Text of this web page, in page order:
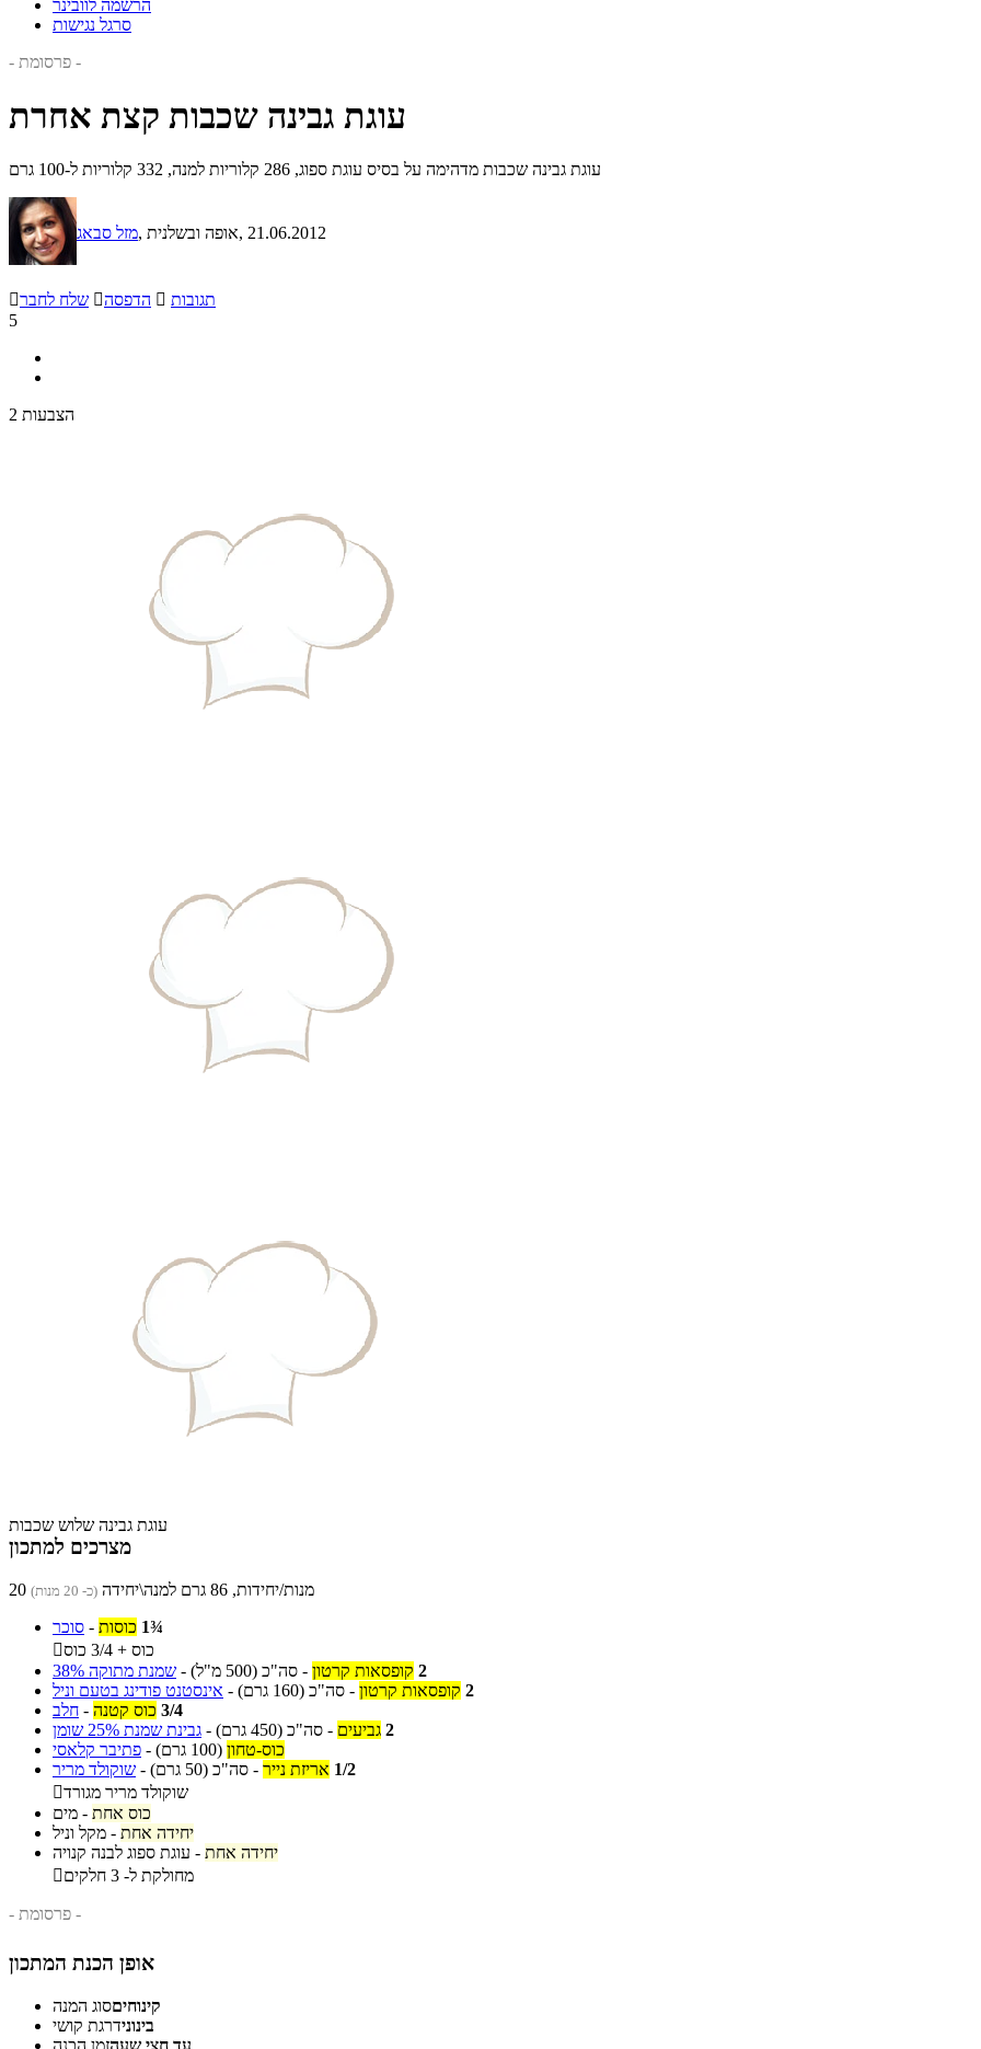
הרשמה לוובינר
סרגל נגישות
- פרסומת -
עוגת גבינה שכבות קצת אחרת
עוגת גבינה שכבות מדהימה על בסיס עוגת ספוג, 286 קלוריות למנה, 332 קלוריות ל-100 גרם
מזל סבאג , אופה ובשלנית, 21.06.2012
שלח לחבר הדפסה  תגובות
5
2 הצבעות
עוגת גבינה שלוש שכבות
מצרכים למתכון
20 מנות/יחידות, 86 גרם למנה\יחידה (כ- 20 מנות)
סוכר - 1¾ כוסות

כוס + 3/4 כוס
שמנת מתוקה 38% - 2 קופסאות קרטון - סה"כ (500 מ"ל)
אינסטנט פודינג בטעם וניל - 2 קופסאות קרטון - סה"כ (160 גרם)
חלב - 3/4 כוס קטנה
גבינת שמנת 25% שומן - 2 גביעים - סה"כ (450 גרם)
פתיבר קלאסי - כוס-טחון (100 גרם)
שוקולד מריר - 1/2 אריזת נייר - סה"כ (50 גרם)
שוקולד מריר מגורד
מים - כוס אחת
מקל וניל - יחידה אחת
עוגת ספוג לבנה קנויה - יחידה אחת

מחולקת ל- 3 חלקים
- פרסומת -
אופן הכנת המתכון
קינוחיםסוג המנה
בינונידרגת קושי
עד חצי שעהזמן הכנה